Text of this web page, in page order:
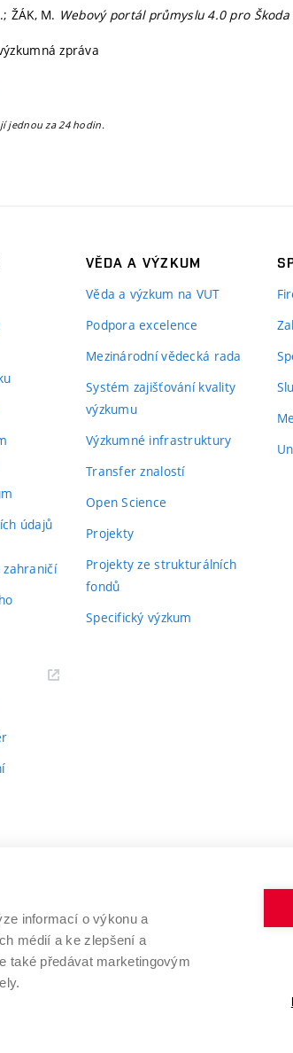
ŽÁK, M. Webový portál průmyslu 4.0 pro Škoda
zpráva
jednou za 24 hodin.
údajů
VĚDA A VÝZKUM
Věda a výzkum na VUT
Podpora excelence
Mezinárodní vědecká rada
Systém zajišťování kvality
výzkumu
Výzkumné infrastruktury
Transfer znalostí
Open Science
Projekty
Projekty ze strukturálních
fondů
Specifický výzkum
V BRNĚ
www.vut.cz
informací o výkonu a
médií a ke zlepšení a
také předávat marketingovým